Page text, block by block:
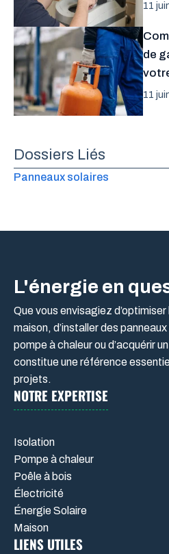
11
de
11
Dossiers Liés
Panneaux solaires
L'énergie en
Que vous envisagiez
maison, d’installer des
pompe à chaleur ou d’acquérir
constitue une référence
projets.
NOTRE EXPERTISE
Isolation
Pompe à chaleur
Poêle à bois
Électricité
Énergie Solaire
Maison
LIENS UTILES